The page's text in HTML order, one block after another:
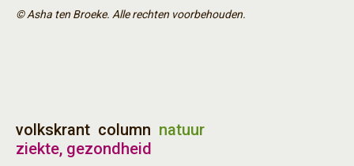
© Asha ten Broeke. Alle rechten voorbehouden.
volkskrant column natuur
ziekte, gezondheid